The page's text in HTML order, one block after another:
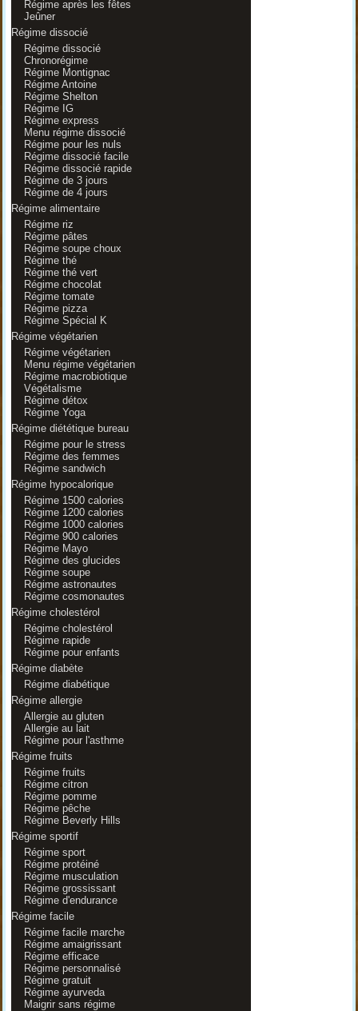
Régime après les fêtes
Jeûner
Régime dissocié
Régime dissocié
Chronorégime
Régime Montignac
Régime Antoine
Régime Shelton
Régime IG
Régime express
Menu régime dissocié
Régime pour les nuls
Régime dissocié facile
Régime dissocié rapide
Régime de 3 jours
Régime de 4 jours
Régime alimentaire
Régime riz
Régime pâtes
Régime soupe choux
Régime thé
Régime thé vert
Régime chocolat
Régime tomate
Régime pizza
Régime Spécial K
Régime végétarien
Régime végétarien
Menu régime végétarien
Régime macrobiotique
Végétalisme
Régime détox
Régime Yoga
Régime diététique bureau
Régime pour le stress
Régime des femmes
Régime sandwich
Régime hypocalorique
Régime 1500 calories
Régime 1200 calories
Régime 1000 calories
Régime 900 calories
Régime Mayo
Régime des glucides
Régime soupe
Régime astronautes
Régime cosmonautes
Régime cholestérol
Régime cholestérol
Régime rapide
Régime pour enfants
Régime diabète
Régime diabétique
Régime allergie
Allergie au gluten
Allergie au lait
Régime pour l'asthme
Régime fruits
Régime fruits
Régime citron
Régime pomme
Régime pêche
Régime Beverly Hills
Régime sportif
Régime sport
Régime protéiné
Régime musculation
Régime grossissant
Régime d'endurance
Régime facile
Régime facile marche
Régime amaigrissant
Régime efficace
Régime personnalisé
Régime gratuit
Régime ayurveda
Maigrir sans régime